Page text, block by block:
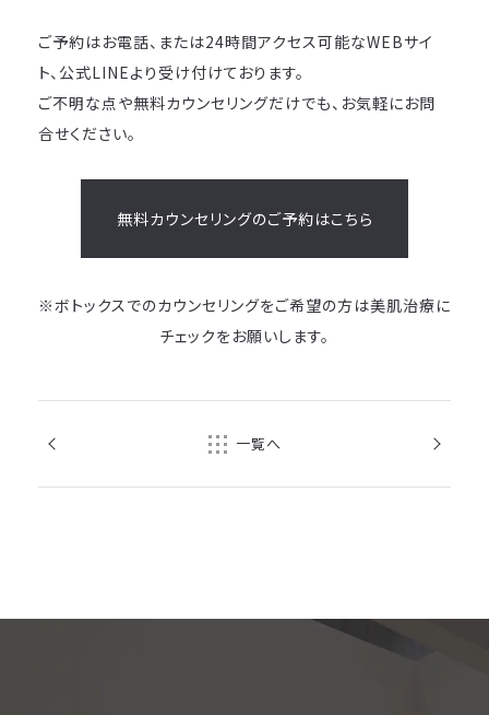
ご予約はお電話、または24時間アクセス可能なWEBサイ
ト、公式LINEより受け付けております。
ご不明な点や無料カウンセリングだけでも、お気軽にお問
合せください。
無料カウンセリングのご予約はこちら
※ボトックスでのカウンセリングをご希望の方は美肌治療に
チェックをお願いします。
一覧へ